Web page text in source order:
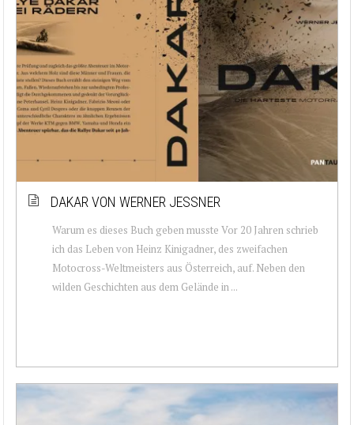
DAKAR VON WERNER JESSNER
Warum es dieses Buch geben musste Vor 20 Jahren schrieb
ich das Leben von Heinz Kinigadner, des zweifachen
Motocross-Weltmeisters aus Österreich, auf. Neben den
wilden Geschichten aus dem Gelände in ...